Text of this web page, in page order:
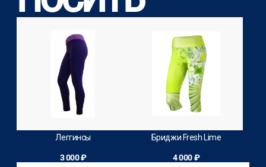
Леггинсы
3 000 ₽
Бриджи Fresh Lime
4 000 ₽